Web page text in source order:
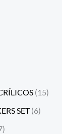
(15)
SET (6)